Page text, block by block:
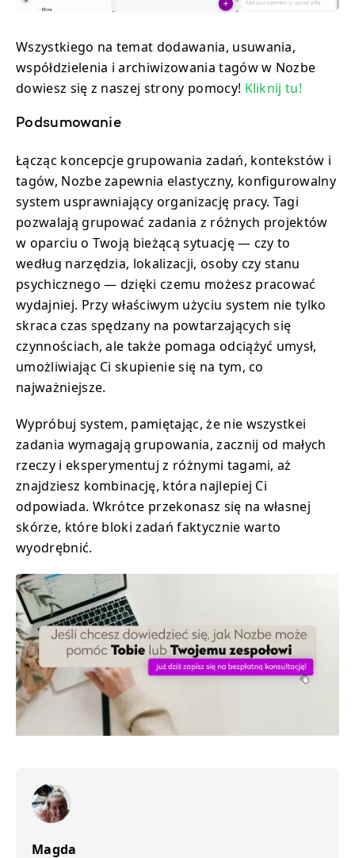
Wszystkiego na temat dodawania, usuwania,
współdzielenia i archiwizowania tagów w Nozbe
dowiesz się z naszej strony pomocy! Kliknij tu!
Podsumowanie
Łącząc koncepcje grupowania zadań, kontekstów i
tagów, Nozbe zapewnia elastyczny, konfigurowalny
system usprawniający organizację pracy. Tagi
pozwalają grupować zadania z różnych projektów
w oparciu o Twoją bieżącą sytuację — czy to
według narzędzia, lokalizacji, osoby czy stanu
psychicznego — dzięki czemu możesz pracować
wydajniej. Przy właściwym użyciu system nie tylko
skraca czas spędzany na powtarzających się
czynnościach, ale także pomaga odciążyć umysł,
umożliwiając Ci skupienie się na tym, co
najważniejsze.
Wypróbuj system, pamiętając, że nie wszystkei
zadania wymagają grupowania, zacznij od małych
rzeczy i eksperymentuj z różnymi tagami, aż
znajdziesz kombinację, która najlepiej Ci
odpowiada. Wkrótce przekonasz się na własnej
skórze, które bloki zadań faktycznie warto
wyodrębnić.
Magda